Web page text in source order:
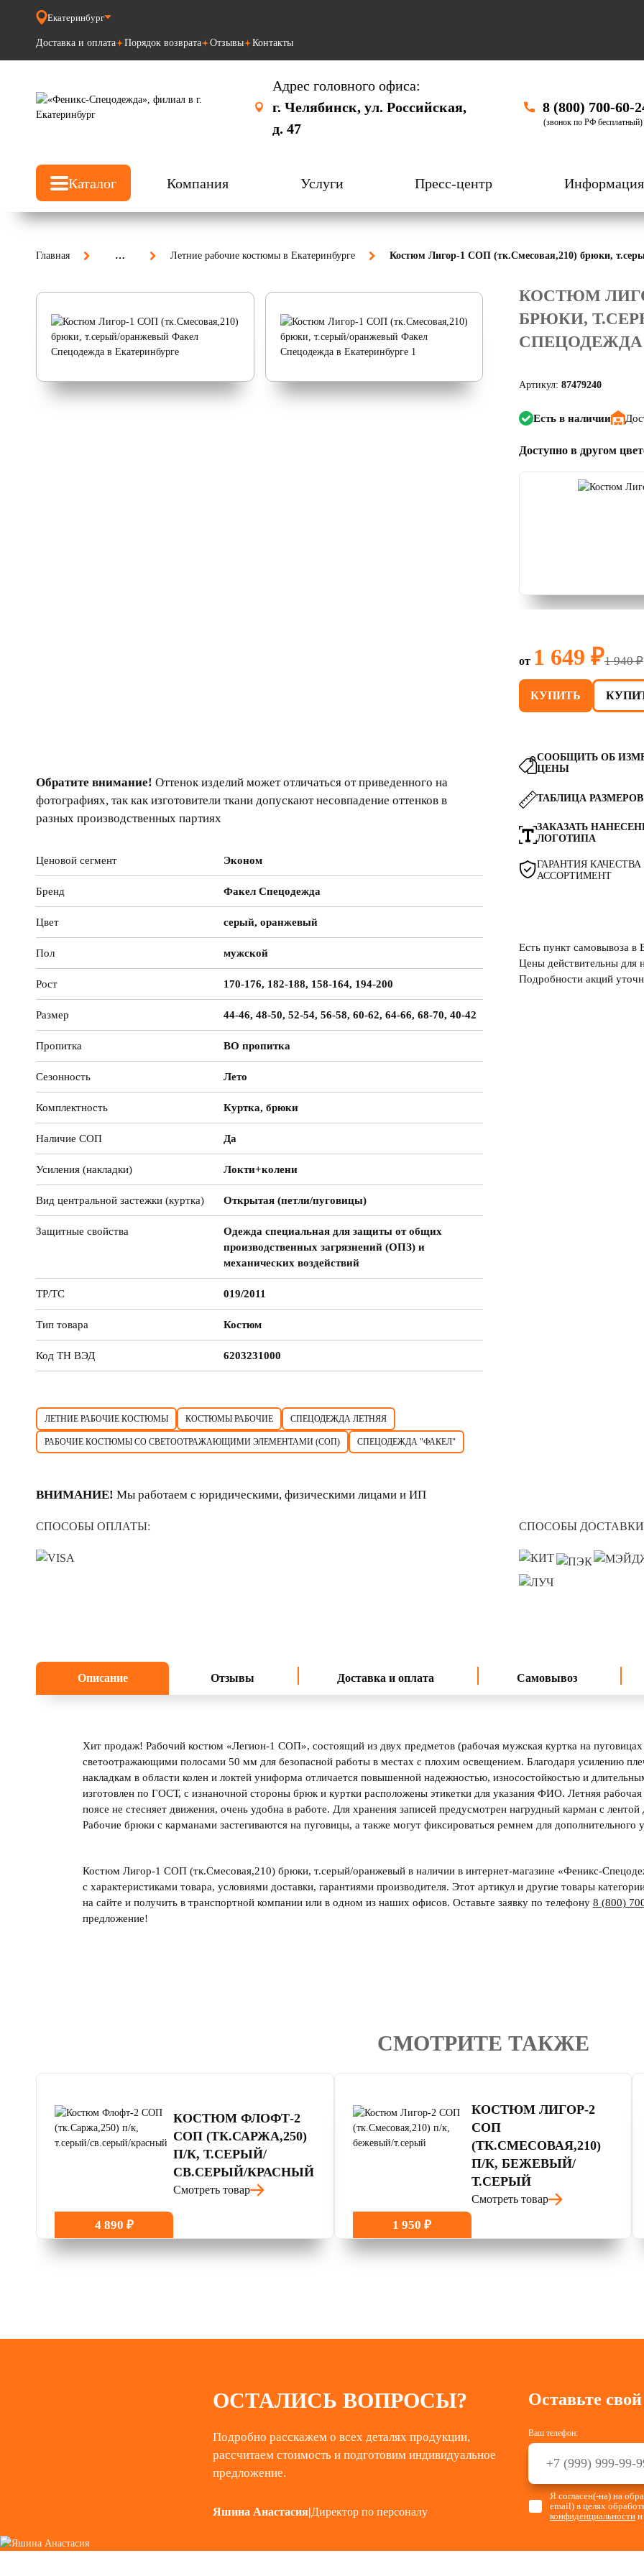
Екатеринбург
Доставка и оплата Порядок возврата Отзывы Контакты
Адрес головного офиса:
г. Челябинск, ул. Российская,
д. 47
8 (800) 700-60-
(звонок по РФ бесплатный)
Каталог Компания Услуги Пресс-центр Информация
Главная … Летние рабочие костюмы в Екатеринбурге Костюм Лигор-1 СОП (тк.Смесовая,210) брюки,
КОСТЮМ
БРЮКИ,
СПЕЦОДЕЖДА
Артикул: 87479240
Есть в наличии
Доступно в другом
от 1 649 ₽1 940 ₽
КУПИТЬ
Обратите внимание! Оттенок изделий может отличаться от приведенного на
фотографиях, так как изготовители ткани допускают несовпадение оттенков в
разных производственных партиях
Ценовой сегмент Эконом
Бренд Факел Спецодежда
Цвет серый, оранжевый
Пол мужской
Рост 170-176, 182-188, 158-164, 194-200
Размер 44-46, 48-50, 52-54, 56-58, 60-62, 64-66, 68-70, 40-42
Пропитка ВО пропитка
Сезонность Лето
Комплектность Куртка, брюки
Наличие СОП Да
Усиления (накладки) Локти+колени
Вид центральной застежки (куртка) Открытая (петли/пуговицы)
Защитные свойства
Одежда специальная для защиты от общих
производственных загрязнений (ОПЗ) и
механических воздействий
ТР/ТС 019/2011
Тип товара Костюм
Код ТН ВЭД 6203231000
ЛЕТНИЕ РАБОЧИЕ КОСТЮМЫ КОСТЮМЫ РАБОЧИЕ СПЕЦОДЕЖДА ЛЕТНЯЯ
РАБОЧИЕ КОСТЮМЫ СО СВЕТООТРАЖАЮЩИМИ ЭЛЕМЕНТАМИ (СОП) СПЕЦОДЕЖДА "ФАКЕЛ"
ВНИМАНИЕ! Мы работаем с юридическими, физическими лицами и ИП
СООБЩИТЬ ОБ
ЦЕНЫ
ТАБЛИЦА РАЗМЕРОВ
ЗАКАЗАТЬ
ЛОГОТИПА
ГАРАНТИЯ
АССОРТИМЕНТ
Есть пункт самовывоза в
Цены действительны для
Подробности акций
СПОСОБЫ ОПЛАТЫ: СПОСОБЫ
Описание Отзывы Доставка и оплата Самовывоз
Хит продаж! Рабочий костюм «Легион-1 СОП», состоящий из двух предметов (рабочая мужская куртка на
светоотражающими полосами 50 мм для безопасной работы в местах с плохим освещением. Благодаря усилению
накладкам в области колен и локтей униформа отличается повышенной надежностью, износостойкостью и
изготовлен по ГОСТ, с изнаночной стороны брюк и куртки расположены этикетки для указания ФИО. Летняя
поясе не стесняет движения, очень удобна в работе. Для хранения записей предусмотрен нагрудный карман с
Рабочие брюки с карманами застегиваются на пуговицы, а также могут фиксироваться ремнем для дополнительного
Костюм Лигор-1 СОП (тк.Смесовая,210) брюки, т.серый/оранжевый в наличии в интернет-магазине «Феникс-
с характеристиками товара, условиями доставки, гарантиями производителя. Этот артикул и другие товары
на сайте и получить в транспортной компании или в одном из наших офисов. Оставьте заявку по телефону 8 (800)
предложение!
4.7
СМОТРИТЕ ТАКЖЕ
4 890 ₽
КОСТЮМ ФЛОФТ-2
СОП (ТК.САРЖА,250)
П/К, Т.СЕРЫЙ/
СВ.СЕРЫЙ/КРАСНЫЙ
Смотреть товар
1 950 ₽
КОСТЮМ ЛИГОР-2
СОП
(ТК.СМЕСОВАЯ,210)
П/К, БЕЖЕВЫЙ/
Т.СЕРЫЙ
Смотреть товар
ОСТАЛИСЬ ВОПРОСЫ?
Подробно расскажем о всех деталях продукции,
рассчитаем стоимость и подготовим индивидуальное
предложение.
Яшина Анастасия|Директор по персоналу
Оставьте
Ваш телефон:
Я согласен(-на) на
email) в целях
конфиденциальностии